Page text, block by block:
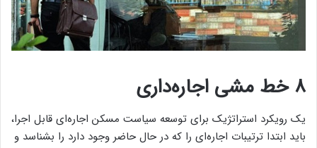
8 خط ‌‌‌‌مشی اجاره‌‌‌‌داری
یک رویکرد استراتژیک برای توسعه سیاست مسکن اجاره‌‌‌‌ای قابل اجرا،
باید ابتدا ترتیبات اجاره‌‌‌‌ای را که در حال حاضر وجود دارد را بشناسد و